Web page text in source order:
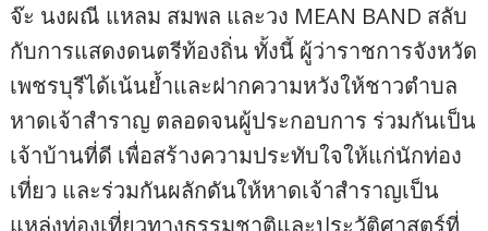
จ๊ะ นงผณี แหลม สมพล และวง MEAN BAND สลับ
กับการแสดงดนตรีท้องถิ่น ทั้งนี้ ผู้ว่าราชการจังหวัด
เพชรบุรีได้เน้นย้ำและฝากความหวังให้ชาวตำบล
หาดเจ้าสำราญ ตลอดจนผู้ประกอบการ ร่วมกันเป็น
เจ้าบ้านที่ดี เพื่อสร้างความประทับใจให้แก่นักท่อง
เที่ยว และร่วมกันผลักดันให้หาดเจ้าสำราญเป็น